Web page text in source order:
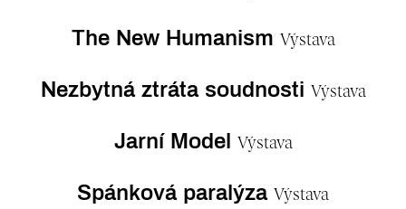
The New Humanism Výstava
Nezbytná ztráta soudnosti Výstava
Jarní Model Výstava
Spánková paralýza Výstava